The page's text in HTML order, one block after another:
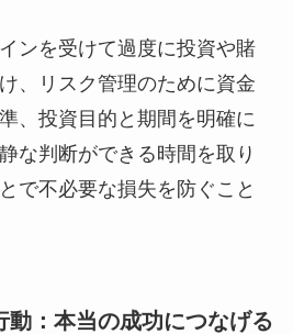
ンを受けて過度に投資や賭
、リスク管理のために資金
、投資目的と期間を明確に
な判断ができる時間を取り
で不必要な損失を防ぐこと
動：本当の成功につなげる